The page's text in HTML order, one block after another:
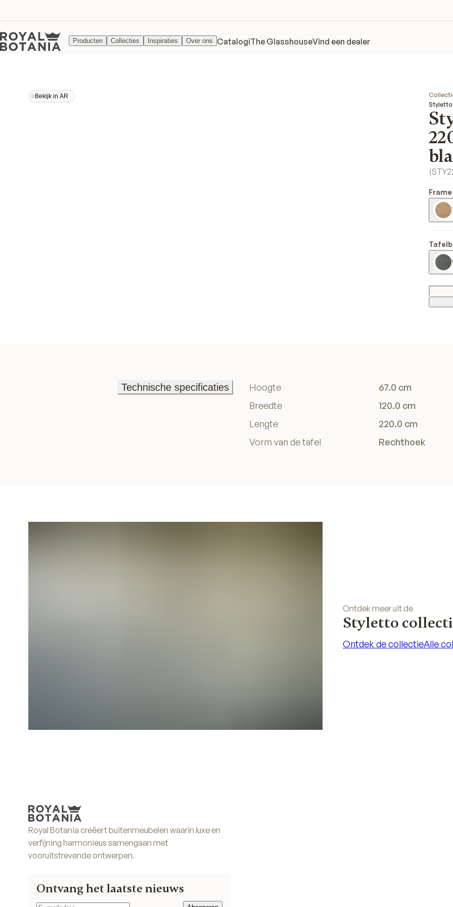
Producten Collecties Inspiraties Over ons CatalogiThe GlasshouseVind een dealer
Bekijk in AR
Bekijk in AR
Styletto
(
Technische specificaties
Hoogte
67.0 cm
Breedte
120.0 cm
Lengte
220.0 cm
Vorm van de tafel
Rechthoek
Ontdek meer uit de
Styletto
Ontdek de collectieAlle
Royal Botania creëert buitenmeubelen waarin luxe en
verfijning harmonieus samengaan met
vooruitstrevende ontwerpen.
Ontvang het laatste nieuws